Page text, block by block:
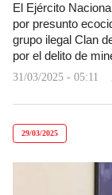
El Ejército
por presunto
grupo ilegal Clan
por el delito de
31/03/2025 - 05:11
29/03/2025